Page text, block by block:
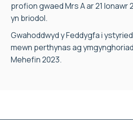
profion gwaed Mrs A ar 21 Ionawr
yn briodol.
Gwahoddwyd y Feddygfa i
mewn perthynas ag
Mehefin 2023.